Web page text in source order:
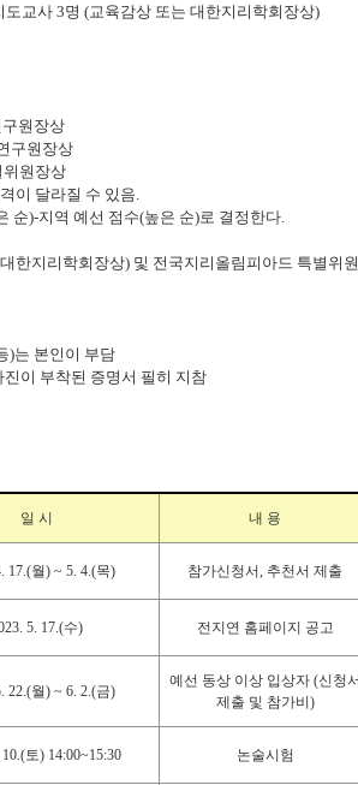
도교사 3명 (교육감상 또는 대한지리학회장상)
원장상
구원장상
원장상
이 달라질 수 있음
순)-지역 예선 점수(높은 순)로 결정한다
대한지리학회장상) 및 전국지리올림피아드 특별위
)는 본인이 부담
이 부착된 증명서 필히 지참
일 시 내 용
17.(월) ~ 5. 4.(목) 참가신청서, 추천서 제출
5. 17.(수) 전지연 홈페이지 공고
22.(월) ~ 6. 2.(금)
예선 동상 이상 입상자 (신청서
제출 및 참가비 )
토) 14:00~15:30 논술시험